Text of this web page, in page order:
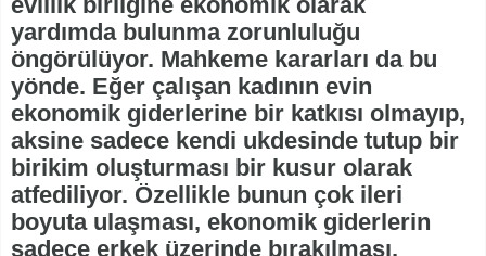
yardımda bulunma zorunluluğu
öngörülüyor. Mahkeme kararları da bu
yönde. Eğer çalışan kadının evin
ekonomik giderlerine bir katkısı olmayıp,
aksine sadece kendi ukdesinde tutup bir
birikim oluşturması bir kusur olarak
atfediliyor. Özellikle bunun çok ileri
boyuta ulaşması, ekonomik giderlerin
sadece erkek üzerinde bırakılması,